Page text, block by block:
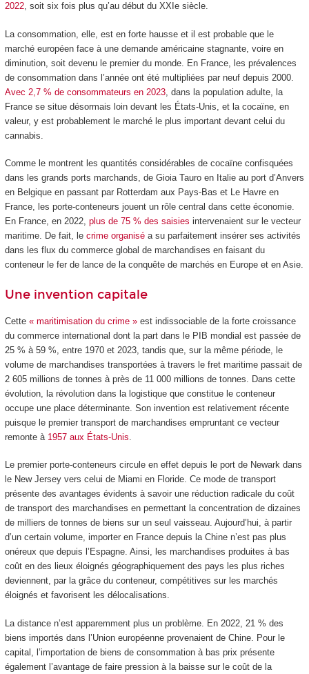
2022, soit six fois plus qu’au début du XXI esiècle.
La consommation, elle, est en forte hausse et il est probable que le
marché européen face à une demande américaine stagnante, voire en
diminution, soit devenu le premier du monde. En France, les prévalences
de consommation dans l’année ont été multipliées par neuf depuis 2000.
Avec 2,7 % de consommateurs en 2023, dans la population adulte, la
France se situe désormais loin devant les États-Unis, et la cocaïne, en
valeur, y est probablement le marché le plus important devant celui du
cannabis.
Comme le montrent les quantités considérables de cocaïne confisquées
dans les grands ports marchands, de Gioia Tauro en Italie au port d’Anvers
en Belgique en passant par Rotterdam aux Pays-Bas et Le Havre en
France, les porte-conteneurs jouent un rôle central dans cette économie.
En France, en 2022, plus de 75 % des saisies intervenaient sur le vecteur
maritime. De fait, le crime organiséa su parfaitement insérer ses activités
dans les flux du commerce global de marchandises en faisant du
conteneur le fer de lance de la conquête de marchés en Europe et en Asie.
Une invention capitale
Cette « maritimisation du crime »est indissociable de la forte croissance
du commerce international dont la part dans le PIB mondial est passée de
25 % à 59 %, entre 1970 et 2023, tandis que, sur la même période, le
volume de marchandises transportées à travers le fret maritime passait de
2 605 millions de tonnes à près de 11 000 millions de tonnes. Dans cette
évolution, la révolution dans la logistique que constitue le conteneur
occupe une place déterminante. Son invention est relativement récente
puisque le premier transport de marchandises empruntant ce vecteur
remonte à 1957 aux États-Unis
Le premier porte-conteneurs circule en effet depuis le port de Newark dans
le New Jersey vers celui de Miami en Floride. Ce mode de transport
présente des avantages évidents à savoir une réduction radicale du coût
de transport des marchandises en permettant la concentration de dizaines
de milliers de tonnes de biens sur un seul vaisseau. Aujourd’hui, à partir
d’un certain volume, importer en France depuis la Chine n’est pas plus
onéreux que depuis l’Espagne. Ainsi, les marchandises produites à bas
coût en des lieux éloignés géographiquement des pays les plus riches
deviennent, par la grâce du conteneur, compétitives sur les marchés
éloignés et favorisent les délocalisations.
La distance n’est apparemment plus un problème. En 2022, 21 % des
biens importés dans l’Union européenne provenaient de Chine. Pour le
capital, l’importation de biens de consommation à bas prix présente
également l’avantage de faire pression à la baisse sur le coût de la